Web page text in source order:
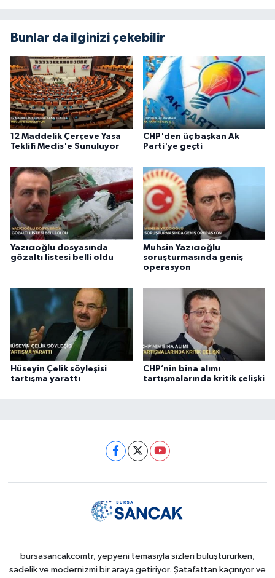
Bunlar da ilginizi çekebilir
12 Maddelik Çerçeve Yasa
Teklifi Meclis'e Sunuluyor
CHP'den üç başkan Ak
Parti'ye geçti
Yazıcıoğlu dosyasında
gözaltı listesi belli oldu
Muhsin Yazıcıoğlu
soruşturmasında geniş
operasyon
Hüseyin Çelik söyleşisi
tartışma yarattı
CHP’nin bina alımı
tartışmalarında kritik çelişki
bursasancakcomtr, yepyeni temasıyla sizleri buluştururken,
sadelik ve modernizmi bir araya getiriyor. Şatafattan kaçınıyor ve